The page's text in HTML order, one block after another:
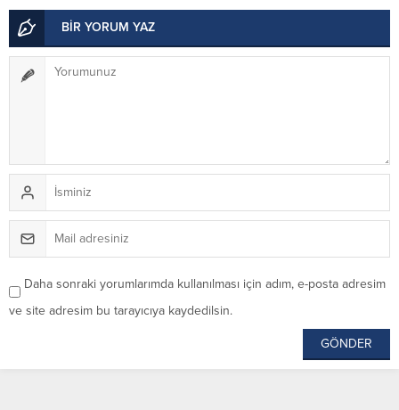
BİR YORUM YAZ
Daha sonraki yorumlarımda kullanılması için adım, e-posta adresim
ve site adresim bu tarayıcıya kaydedilsin.